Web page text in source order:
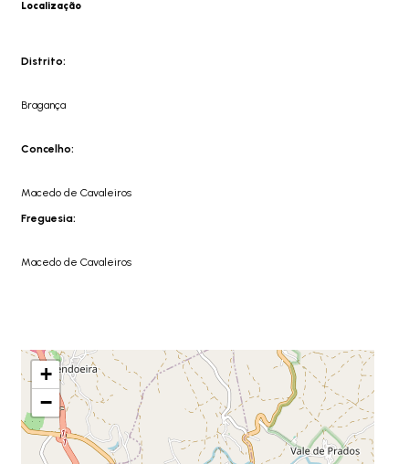
Localização
Distrito:
Bragança
Concelho:
Macedo de Cavaleiros
Freguesia:
Macedo de Cavaleiros
+
−